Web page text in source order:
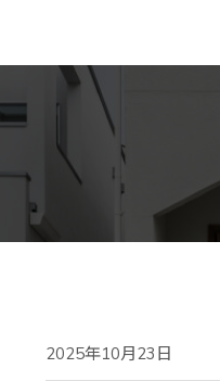
2025年10月23日